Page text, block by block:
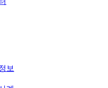
보